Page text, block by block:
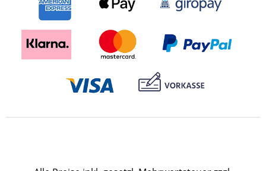
Bücherverbrennungen, „Säuberungen“
und Enteignungen. Stadt und
Geschichte. Neue Reihe des
Stadtarchivs Freiburg i. Br., Heft 25.
Andreas Jobst. 200 Seiten mit über 30
Schwarz-Weiß-Abbildungen und einem
95505-393-2. EUR 12,90.